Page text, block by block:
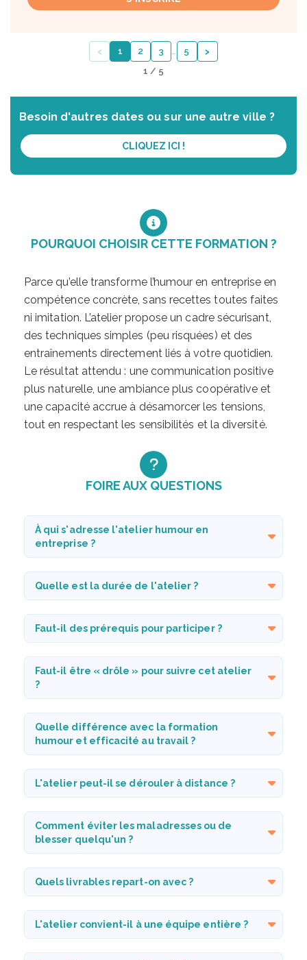
‹ 1 2 3 5 ›
1 / 5
Besoin d'autres dates ou sur une autre ville ?
CLIQUEZ ICI !
POURQUOI CHOISIR CETTE FORMATION ?
Parce qu’elle transforme l’humour en entreprise en
compétence concrète, sans recettes toutes faites
ni imitation. L’atelier propose un cadre sécurisant,
des techniques simples (peu risquées) et des
entraînements directement liés à votre quotidien.
Le résultat attendu : une communication positive
plus naturelle, une ambiance plus coopérative et
une capacité accrue à désamorcer les tensions,
tout en respectant les sensibilités et la diversité.
FOIRE AUX QUESTIONS
À qui s'adresse l'atelier humour en
entreprise ?
Quelle est la durée de l'atelier ?
Faut-il des prérequis pour participer ?
Faut-il être « drôle » pour suivre cet atelier
?
Quelle différence avec la formation
humour et efficacité au travail ?
L'atelier peut-il se dérouler à distance ?
Comment éviter les maladresses ou de
blesser quelqu'un ?
Quels livrables repart-on avec ?
L'atelier convient-il à une équipe entière ?